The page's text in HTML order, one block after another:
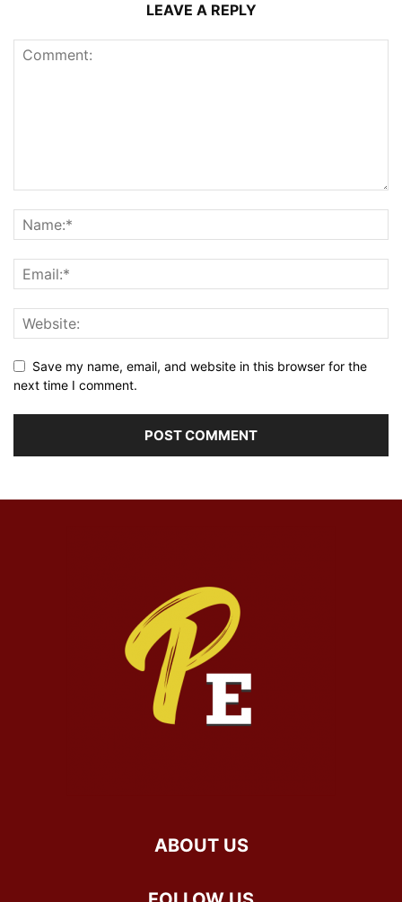
LEAVE A REPLY
Save my name, email, and website in this browser for the
next time I comment.
ABOUT US